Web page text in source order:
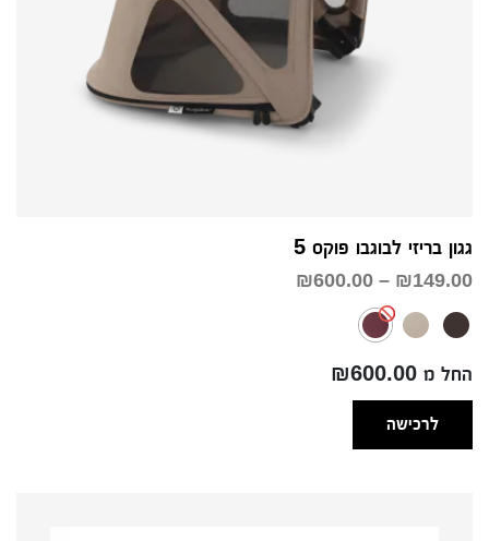
גגון בריזי לבוגבו פוקס 5
₪149.00
–
₪600.00
החל מ ₪600.00
לרכישה